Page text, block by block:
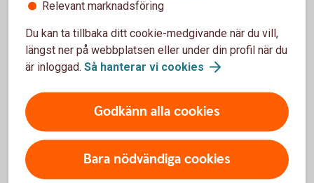
ägare och anställda.
Företag med kollektivavtal
För att se detta innehåll behöver du först
Relevant marknadsföring
Du kan ta tillbaka ditt cookie-medgivande när du vill,
längst ner på webbplatsen eller under din profil när du
är inloggad. Så hanterar vi cookies
Godkänn alla cookies
Bara nödvändiga cookies